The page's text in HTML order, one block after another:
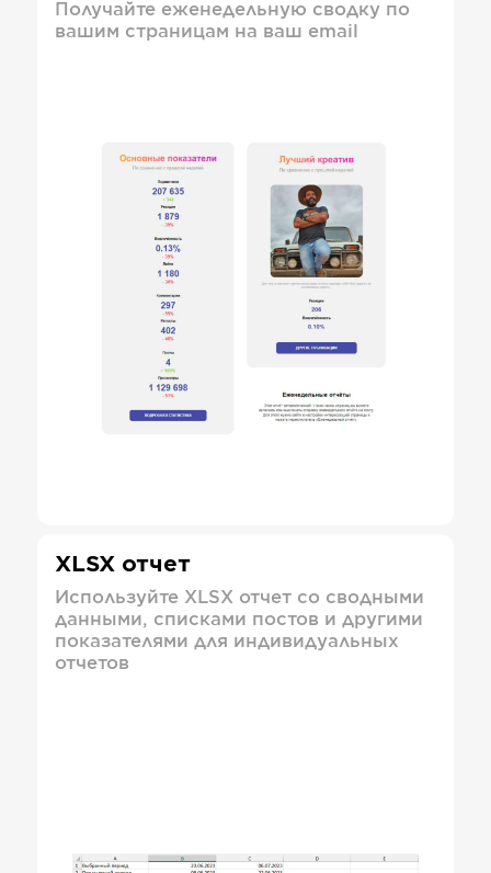
Получайте еженедельную сводку по
вашим страницам на ваш email
XLSX отчет
Используйте XLSX отчет со сводными
данными, списками постов и другими
показателями для индивидуальных
отчетов